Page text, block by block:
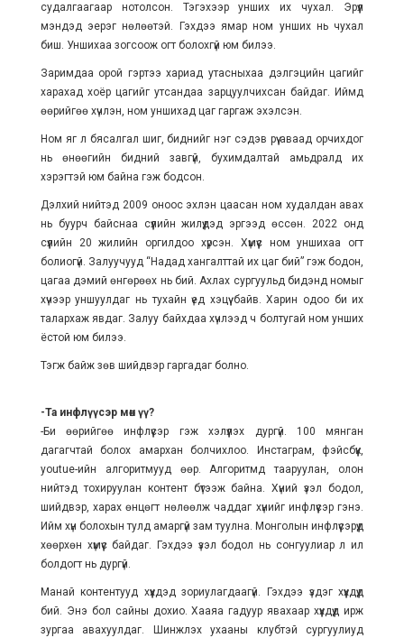
судалгаагаар нотолсон. Тэгэхээр унших их чухал. Эрүүл
мэндэд эерэг нөлөөтэй. Гэхдээ ямар ном унших нь чухал
биш. Уншихаа зогсоож огт болохгүй юм билээ.
Заримдаа орой гэртээ хариад утасныхаа дэлгэцийн цагийг
харахад хоёр цагийг утсандаа зарцуулчихсан байдаг. Иймд
өөрийгөө хүчлэн, ном уншихад цаг гаргаж эхэлсэн.
Ном яг л бясалгал шиг, биднийг нэг сэдэв рүү аваад орчихдог
нь өнөөгийн бидний завгүй, бухимдалтай амьдралд их
хэрэгтэй юм байна гэж бодсон.
Дэлхий нийтэд 2009 оноос эхлэн цаасан ном худалдан авах
нь буурч байснаа сүүлийн жилүүдэд эргээд өссөн. 2022 онд
сүүлийн 20 жилийн оргилдоо хүрсэн. Хүмүүс ном уншихаа огт
болиогүй. Залуучууд “Надад хангалттай их цаг бий” гэж бодон,
цагаа дэмий өнгөрөөх нь бий. Ахлах сургуульд бидэнд номыг
хүчээр уншуулдаг нь тухайн үед хэцүү байв. Харин одоо би их
талархаж явдаг. Залуу байхдаа хүчлээд ч болтугай ном унших
ёстой юм билээ.
Тэгж байж зөв шийдвэр гаргадаг болно.
-Та инфлүүсэр мөн үү?
-Би өөрийгөө инфлүүсэр гэж хэлүүлэх дургүй. 100 мянган
дагагчтай болох амархан болчихлоо. Инстаграм, фэйсбүүк,
youtue-ийн алгоритмууд өөр. Алгоритмд тааруулан, олон
нийтэд тохируулан контент бүтээж байна. Хүний үзэл бодол,
шийдвэр, харах өнцөгт нөлөөлж чаддаг хүнийг инфлүүсэр гэнэ.
Ийм хүн болохын тулд амаргүй зам туулна. Монголын инфлүүсэрүүд
хөөрхөн хүмүүс байдаг. Гэхдээ үзэл бодол нь сонгуулиар л ил
болдогт нь дургүй.
Манай контентууд хүүхдэд зориулагдаагүй. Гэхдээ үздэг хүүхдүүд
бий. Энэ бол сайны дохио. Хааяа гадуур явахаар хүүхдүүд ирж
зургаа авахуулдаг. Шинжлэх ухааны клубтэй сургуулиуд